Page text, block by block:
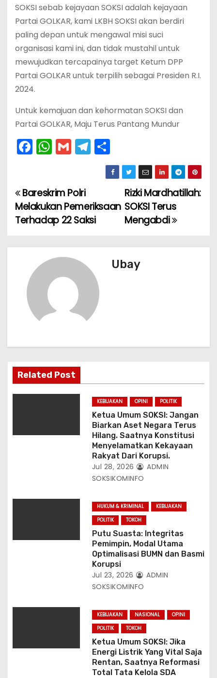
SOKSI sebab kejayaan SOKSI adalah kejayaan
Partai GOLKAR, kami LKBH SOKSI akan berdiri
paling depan untuk mengawal misi suci
organisasi kami ini, dan tidak mustahil untuk
mewujudkan tercapainya target Ketum DPP
Partai GOLKAR untuk terpilih sebagai Presiden R.I.
2024.
Untuk kemajuan dan kehormatan SOKSI dan
Partai GOLKAR, Maju Terus Pantang Mundur
F
a
e
b
o
W
h
ts
A
p
G
m
l
T
el
a
m
h
ar
N
a
o
Rizki Mardhatillah:
SOKSI Terus
Mengabdi
Bareskrim Polri
Melakukan Pemeriksaan
Terhadap 22 Saksi
Ubay
Related Post
KEBIJAKAN OPINI POLITIK
Ketua Umum SOKSI: Jangan
Biarkan Aset Negara Terus
Hilang. Saatnya Konstitusi
Menyelamatkan Kekayaan
Rakyat Dari Korupsi.
Jul 28, 2026
ADMIN
SOKSIKOMINFO
HUKUM & KRIMINAL
KEBIJAKAN
POLITIK
TOKOH
Putu Suasta: Integritas
Pemimpin, Modal Utama
Optimalisasi BUMN dan Basmi
Korupsi
Jul 23, 2026
ADMIN
SOKSIKOMINFO
KEBIJAKAN NASIONAL
OPINI
POLITIK
TOKOH
Ketua Umum SOKSI: Jika
Energi Listrik Yang Vital Saja
Rentan, Saatnya Reformasi
Total Tata Kelola SDA